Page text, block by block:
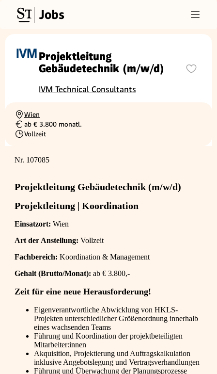
Jobs
Projektleitung
Gebäudetechnik (m/w/d)
IVM Technical Consultants
Ortschaft
Wien
Gehalt
ab € 3.800 monatl.
Beschäftigungsart
Vollzeit
Nr. 107085
Projektleitung Gebäudetechnik (m/w/d)
Projektleitung | Koordination
Einsatzort: Wien
Art der Anstellung: Vollzeit
Fachbereich: Koordination & Management
Gehalt (Brutto/Monat): ab € 3.800,-
Zeit für eine neue Herausforderung!
Eigenverantwortliche Abwicklung von HKLS-
Projekten unterschiedlicher Größenordnung innerhalb
eines wachsenden Teams
Führung und Koordination der projektbeteiligten
Mitarbeiter:innen
Akquisition, Projektierung und Auftragskalkulation
inklusive Angebotslegung und Vertragsverhandlungen
Führung und Überwachung der Planungsprozesse